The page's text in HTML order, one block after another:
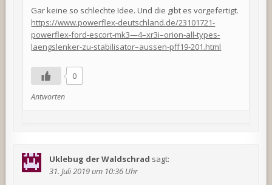
Gar keine so schlechte Idee. Und die gibt es vorgefertigt.
https://www.powerflex-deutschland.de/23101721-
powerflex-ford-escort-mk3—4–xr3i–orion-all-types-
laengslenker-zu-stabilisator–aussen-pff19-201.html
0
Antworten
Uklebug der Waldschrad sagt:
31. Juli 2019 um 10:36 Uhr